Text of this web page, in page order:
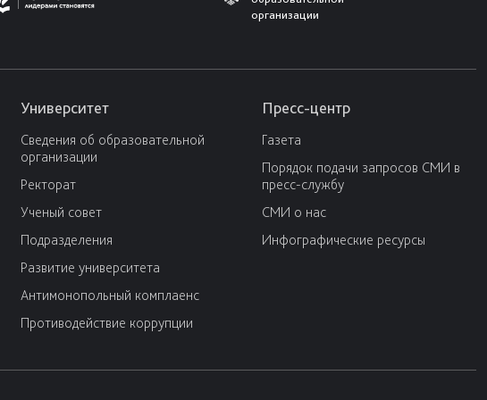
организации
Университет
Сведения об образовательной
организации
Ректорат
Ученый совет
Подразделения
Развитие университета
Антимонопольный комплаенс
Противодействие коррупции
Пресс-центр
Газета
Порядок подачи запросов СМИ в
пресс-службу
СМИ о нас
Инфографические ресурсы